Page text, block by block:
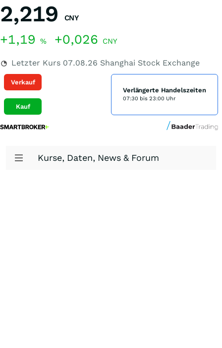
2,219 CNY
+1,19 % +0,026 CNY
Letzter Kurs 07.08.26 Shanghai Stock Exchange
Verkauf
Kauf
Verlängerte Handelszeiten
07:30 bis 23:00 Uhr
Kurse, Daten, News & Forum